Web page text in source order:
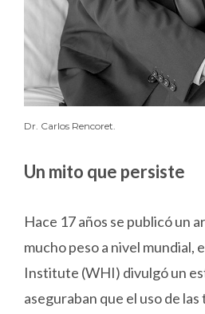
Dr. Carlos Rencoret.
Un mito que persiste
Hace 17 años se publicó un
mucho peso a nivel mundial,
Institute (WHI) divulgó un
aseguraban que el uso de las